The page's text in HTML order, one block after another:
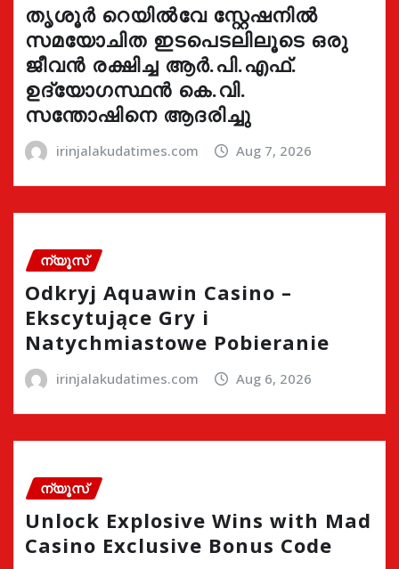
തൃശൂർ റെയിൽവേ സ്റ്റേഷനിൽ
സമയോചിത ഇടപെടലിലൂടെ ഒരു
ജീവൻ രക്ഷിച്ച ആർ.പി.എഫ്.
ഉദ്യോഗസ്ഥൻ കെ.വി.
സന്തോഷിനെ ആദരിച്ചു
irinjalakudatimes.com Aug 7, 2026
ന്യൂസ്
Odkryj Aquawin Casino –
Ekscytujące Gry i
Natychmiastowe Pobieranie
irinjalakudatimes.com Aug 6, 2026
ന്യൂസ്
Unlock Explosive Wins with Mad
Casino Exclusive Bonus Code